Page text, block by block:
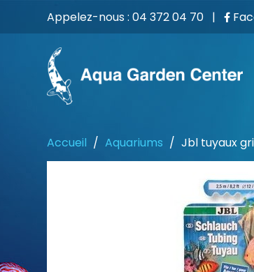
Appelez-nous : 04 372 04 70 |
Accueil Aquariums Jbl tuyaux